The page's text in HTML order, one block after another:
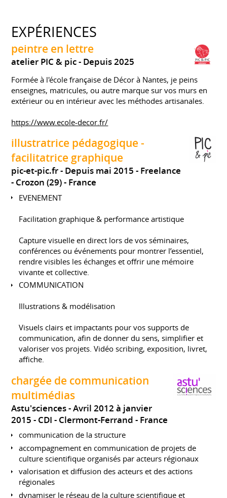
EXPÉRIENCES
peintre en lettre
atelier PIC & pic Depuis 2025
Formée à l'école française de Décor à Nantes, je peins
enseignes, matricules, ou autre marque sur vos murs en
extérieur ou en intérieur avec les méthodes artisanales.
https://www.ecole-decor.fr/
illustratrice pédagogique -
facilitatrice graphique
pic-et-pic.fr Depuis mai 2015 Freelance
Crozon (29)
France
EVENEMENT
Facilitation graphique & performance artistique
Capture visuelle en direct lors de vos séminaires,
conférences ou événements pour montrer l’essentiel,
rendre visibles les échanges et offrir une mémoire
vivante et collective.
COMMUNICATION
Illustrations & modélisation
Visuels clairs et impactants pour vos supports de
communication, afin de donner du sens, simplifier et
valoriser vos projets. Vidéo scribing, exposition, livret,
affiche.
chargée de communication
multimédias
Astu'sciences
Avril 2012 à janvier
2015 CDI Clermont-Ferrand France
communication de la structure
accompagnement en communication de projets de
culture scientifique organisés par acteurs régionaux
valorisation et diffusion des acteurs et des actions
régionales
dynamiser le réseau de la culture scientifique et